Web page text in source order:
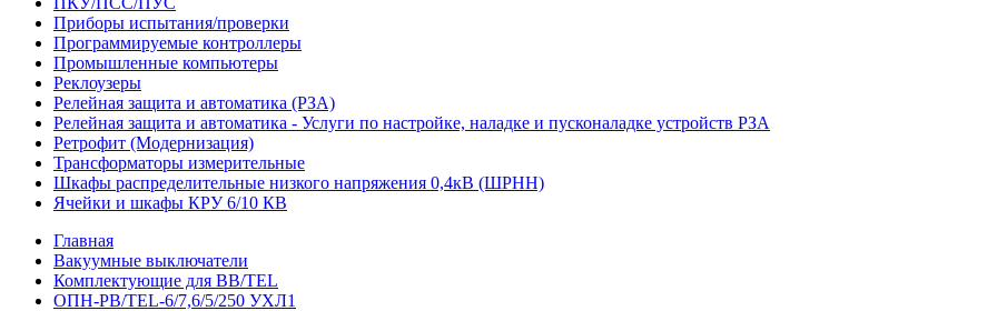
Приборы испытания/проверки
Программируемые контроллеры
Промышленные компьютеры
Реклоузеры
Релейная защита и автоматика (РЗА)
Релейная защита и автоматика - Услуги по настройке, наладке и пусконаладке устройств РЗА
Ретрофит (Модернизация)
Трансформаторы измерительные
Шкафы распределительные низкого напряжения 0,4кВ (ШРНН)
Ячейки и шкафы КРУ 6/10 КВ
Главная
Вакуумные выключатели
Комплектующие для BB/TEL
ОПН-РВ/TEL-6/7,6/5/250 УХЛ1